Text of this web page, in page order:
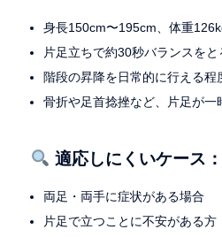
身長150cm〜195cm、体重
片足立ちで約30秒バランスを
階段の昇降を日常的に行える程
骨折や足首捻挫など、片足が一
適応しにくいケース：
両足・両手に症状がある場合
片足で立つことに不安がある方